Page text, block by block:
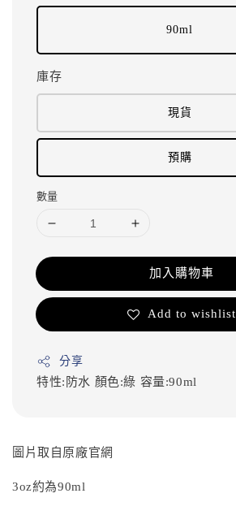
90ml
庫存
現貨
預購
數量
加入購物車
Add to wishlist
分享
特性:防水 顏色:綠 容量:90ml
圖片取自原廠官網
3oz約為90ml